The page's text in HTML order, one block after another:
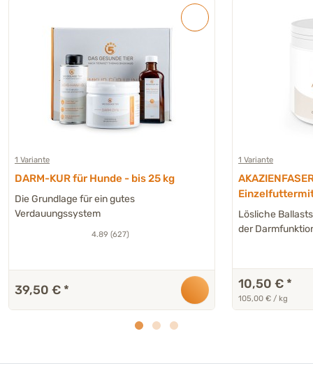
1 Variante
DARM-KUR für Hunde - bis 25 kg
Die Grundlage für ein gutes
Verdauungssystem
4.89 (627)
39,50 € *
1 Variante
Katzen
Lösliche
der
10,50 € *
105,00 € / kg